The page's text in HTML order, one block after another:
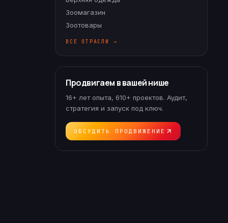
Зоомагазин
Зоотовары
ВСЕ ОТРАСЛИ →
Продвигаем в вашей нише
16+ лет опыта, 610+ проектов. Аудит,
стратегия и запуск под ключ.
ОБСУДИТЬ ПРОДВИЖЕНИЕ